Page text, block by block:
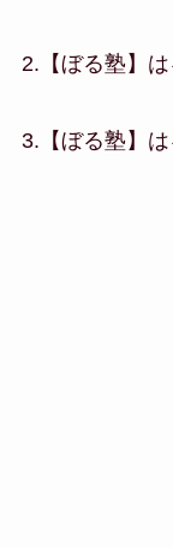
2.【ぼる塾】
3.【ぼる塾】